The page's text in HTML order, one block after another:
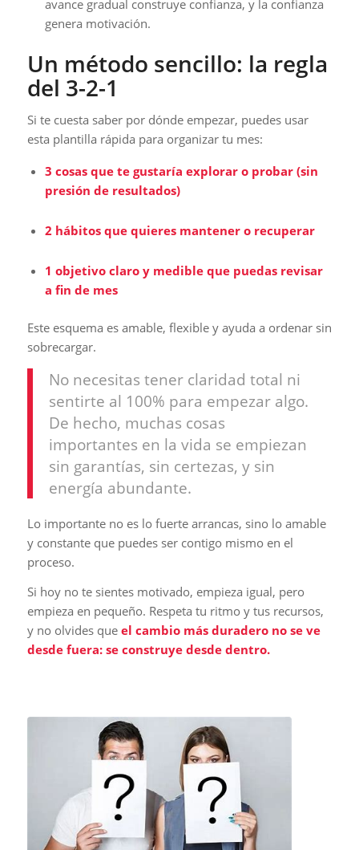
avance gradual construye confianza, y la confianza
genera motivación.
Un método sencillo: la regla
del 3-2-1
Si te cuesta saber por dónde empezar, puedes usar
esta plantilla rápida para organizar tu mes:
3 cosas que te gustaría explorar o probar (sin
presión de resultados)
2 hábitos que quieres mantener o recuperar
1 objetivo claro y medible que puedas revisar
a fin de mes
Este esquema es amable, flexible y ayuda a ordenar sin
sobrecargar.
No necesitas tener claridad total ni
sentirte al 100% para empezar algo.
De hecho, muchas cosas
importantes en la vida se empiezan
sin garantías, sin certezas, y sin
energía abundante.
Lo importante no es lo fuerte arrancas, sino lo amable
y constante que puedes ser contigo mismo en el
proceso.
Si hoy no te sientes motivado, empieza igual, pero
empieza en pequeño. Respeta tu ritmo y tus recursos,
y no olvides que el cambio más duradero no se ve
desde fuera: se construye desde dentro.